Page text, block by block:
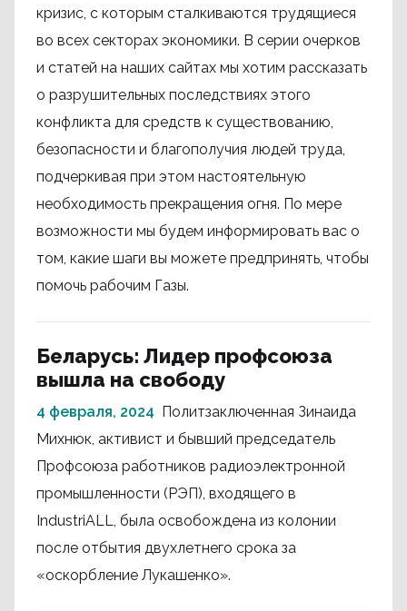
кризис, с которым сталкиваются трудящиеся
во всех секторах экономики. В серии очерков
и статей на наших сайтах мы хотим рассказать
о разрушительных последствиях этого
конфликта для средств к существованию,
безопасности и благополучия людей труда,
подчеркивая при этом настоятельную
необходимость прекращения огня. По мере
возможности мы будем информировать вас о
том, какие шаги вы можете предпринять, чтобы
помочь рабочим Газы.
Беларусь: Лидер профсоюза
вышла на свободу
4 февраля, 2024 Политзаключенная Зинаида
Михнюк, активист и бывший председатель
Профсоюза работников радиоэлектронной
промышленности (РЭП), входящего в
IndustriALL, была освобождена из колонии
после отбытия двухлетнего срока за
«оскорбление Лукашенко».